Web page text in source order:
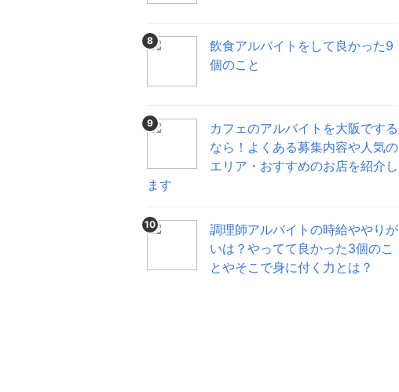
8
飲食アルバイトをして良かった9
個のこと
9
カフェのアルバイトを大阪でする
なら！よくある募集内容や人気の
エリア・おすすめのお店を紹介し
ます
10
調理師アルバイトの時給ややりが
いは？やってて良かった3個のこ
とやそこで身に付く力とは？